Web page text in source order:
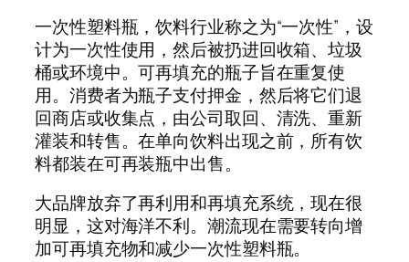
一次性塑料瓶，饮料行业称之为“一次性”，设
计为一次性使用，然后被扔进回收箱、垃圾
桶或环境中。可再填充的瓶子旨在重复使
用。消费者为瓶子支付押金，然后将它们退
回商店或收集点，由公司取回、清洗、重新
灌装和转售。在单向饮料出现之前，所有饮
料都装在可再装瓶中出售。
大品牌放弃了再利用和再填充系统，现在很
明显，这对海洋不利。潮流现在需要转向增
加可再填充物和减少一次性塑料瓶。